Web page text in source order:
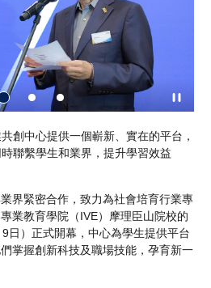
創中心提供一個嶄新、實在的平台，
聯繫學生和業界，提升學習效益
界緊密合作，致力為社會培育行業專
業教育學院（IVE）摩理臣山院校的
日）正式開幕，中心為學生提供平台
掌握創新科技及職場技能，孕育新一